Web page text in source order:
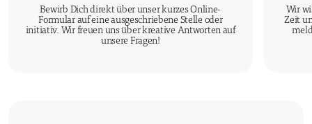
Bewirb Dich direkt über unser kurzes Online-
Formular auf eine ausgeschriebene Stelle oder
initiativ. Wir freuen uns über kreative Antworten auf
unsere Fragen!
Wir
Zeit